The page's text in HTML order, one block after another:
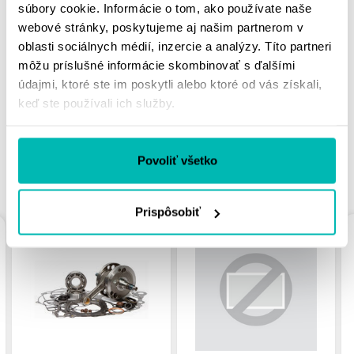
súbory cookie. Informácie o tom, ako používate naše
webové stránky, poskytujeme aj našim partnerom v
oblasti sociálnych médií, inzercie a analýzy. Títo partneri
môžu príslušné informácie skombinovať s ďalšími
údajmi, ktoré ste im poskytli alebo ktoré od vás získali,
keď ste používali ich služby.
Povoliť všetko
Prispôsobiť
MOHLO BY SA VÁM
PÁČIŤ
PODOBNÉ PRODUKTY